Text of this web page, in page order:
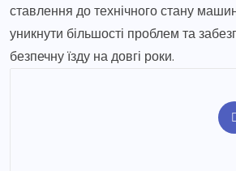
ставлення до технічного стану
уникнути більшості проблем та
безпечну їзду на довгі роки.